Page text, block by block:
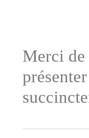
Merci de
présenter